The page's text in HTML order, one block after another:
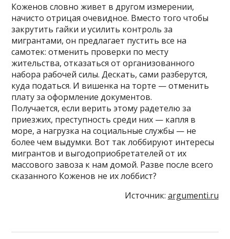
Коженов словно живет в другом измерении,
начисто отрицая очевидное. Вместо того чтобы
закрутить гайки и усилить контроль за
мигрантами, он предлагает пустить все на
самотек: отменить проверки по месту
жительства, отказаться от организованного
набора рабочей силы. Дескать, сами разберутся,
куда податься. И вишенка на торте — отменить
плату за оформление документов.
Получается, если верить этому радетелю за
приезжих, преступность среди них — капля в
море, а нагрузка на социальные службы — не
более чем выдумки. Вот так лоббируют интересы
мигрантов и выгодоприобретателей от их
массового завоза к нам домой. Разве после всего
сказанного Коженов не их лоббист?
Источник: argumenti.ru